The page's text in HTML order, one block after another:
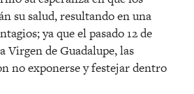
su salud, resultando en una
ya que el pasado 12 de
Virgen de Guadalupe, las
no exponerse y festejar dentro